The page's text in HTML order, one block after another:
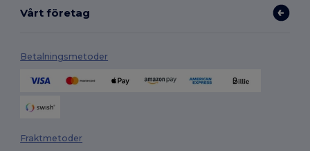
Vårt företag
Betalningsmetoder
Fraktmetoder